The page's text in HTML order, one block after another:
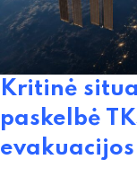
Kritinė
paskelbė